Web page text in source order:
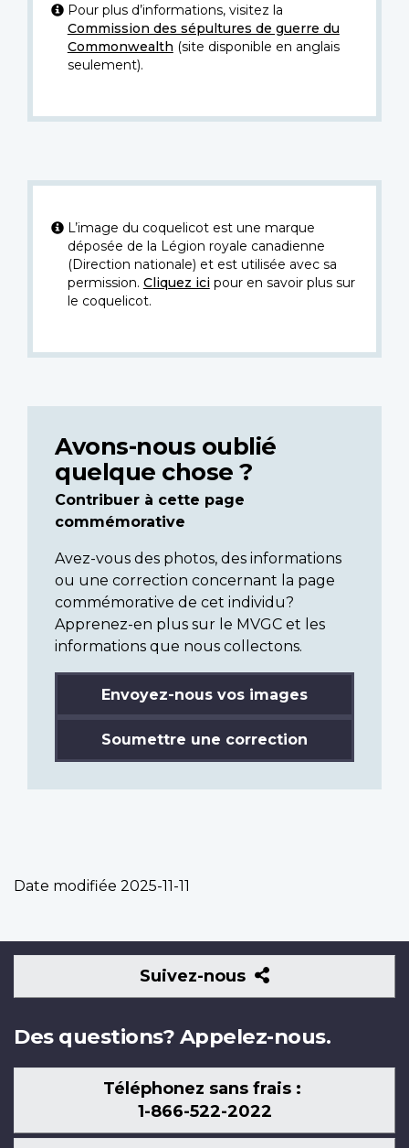
Pour plus d’informations, visitez la
Commission des sépultures de guerre du
Commonwealth (site disponible en anglais
seulement).
L’image du coquelicot est une marque
déposée de la Légion royale canadienne
(Direction nationale) et est utilisée avec sa
permission. Cliquez icipour en savoir plus sur
le coquelicot.
Avons-nous oublié
quelque chose ?
Contribuer à cette page
commémorative
Avez-vous des photos, des informations
ou une correction concernant la page
commémorative de cet individu?
Apprenez-en plus sur le MVGC et les
informations que nous collectons.
Envoyez-nous vos images
Soumettre une correction
Date modifiée 2025-11-11
Suivez-nous
Suivez-
nous
Des questions? Appelez-nous.
Téléphonez sans frais :
1-866-522-2022